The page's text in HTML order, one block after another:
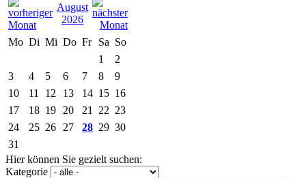
August
2026
Mo Di Mi Do Fr Sa So
1
2
3
4 5 6 7 8
9
10
11 12 13 14 15 16
17
18 19 20 21 22 23
24
25 26 27 28 29 30
31
Hier können Sie gezielt suchen:
Kategorie